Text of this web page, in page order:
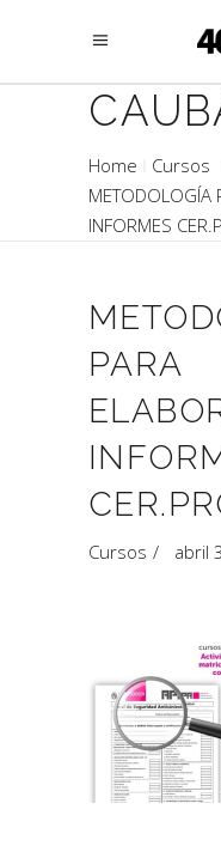
Home
Cursos
METODOLOGÍA
INFORMES
PARA
Cursos abril